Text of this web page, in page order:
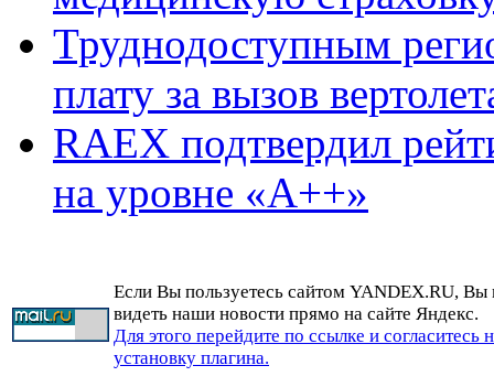
Труднодоступным
плату за вызов
RAEX подтвердил
на уровне «А++»
Если Вы пользуетесь сайтом YANDEX.RU, Вы
видеть наши новости прямо на сайте Яндекс.
Для этого перейдите по ссылке и согласитесь
установку плагина.